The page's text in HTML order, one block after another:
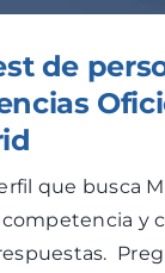
de
que busca
competencia y